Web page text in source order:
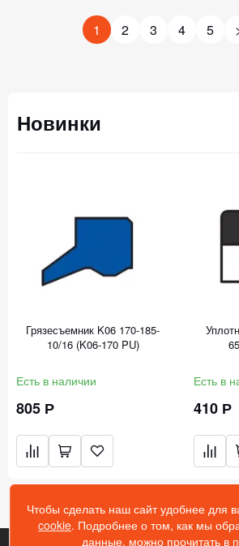
1 2 3 4 5
Новинки
Грязесъемник K06 170-185-
10/16 (K06-170 PU)
Есть в наличии
805 Р
Есть в
410 Р
Чтобы сделать наш сайт удобнее для
cookie. Подробнее о том, как мы
данные, можно прочитать в